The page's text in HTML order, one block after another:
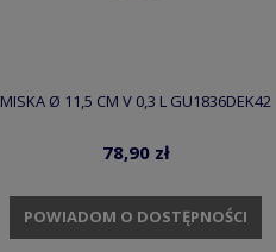
MISKA Ø 11,5 CM V 0,3 L GU1836DEK42
78,90 zł
POWIADOM O DOSTĘPNOŚCI